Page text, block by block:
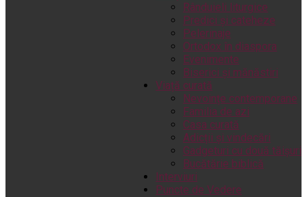
Rânduieli liturgice
Predici și cateheze
Pelerinaje
Ortodox în diaspora
Evenimente
Biserici și mănăstiri
Viață curată
Nevoințe contemporane
Familia de azi
Casa curată
Adicții și vindecări
Gadgeturi cu două tăișuri
Bucătărie biblică
Interviuri
Puncte de Vedere